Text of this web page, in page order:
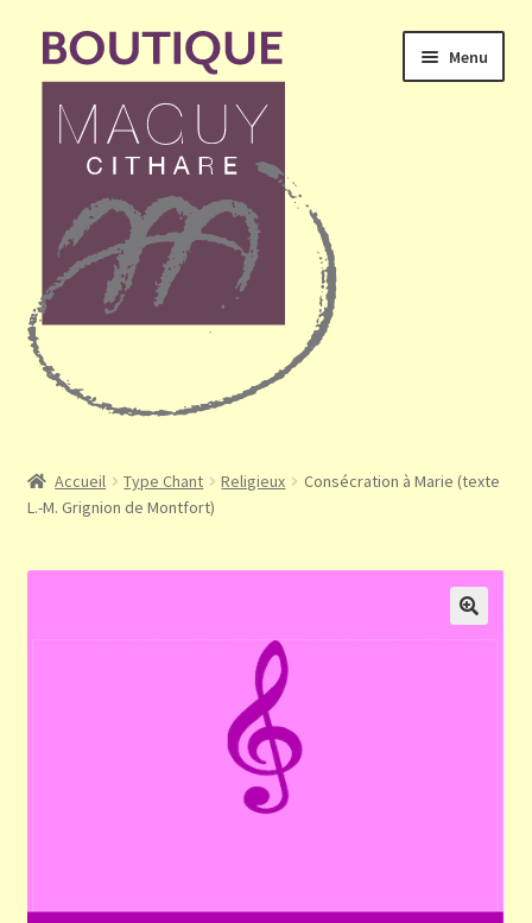
Aller
navigation
Aller
contenu
Menu
le
Mon compte
Validation de la commande
Accueil Type Chant Religieux
Consécration à Marie (texte
L.-M. Grignion de Montfort)